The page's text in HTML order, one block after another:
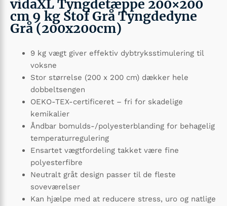
vidaXL Tyngdetæppe 200×200
cm 9 kg Stof Grå Tyngdedyne
Grå (200x200cm)
9 kg vægt giver effektiv dybtryksstimulering til
voksne
Stor størrelse (200 x 200 cm) dækker hele
dobbeltsengen
OEKO-TEX-certificeret – fri for skadelige
kemikalier
Åndbar bomulds-/polyesterblanding for behagelig
temperaturregulering
Ensartet vægtfordeling takket være fine
polyesterfibre
Neutralt gråt design passer til de fleste
soveværelser
Kan hjælpe med at reducere stress, uro og natlige